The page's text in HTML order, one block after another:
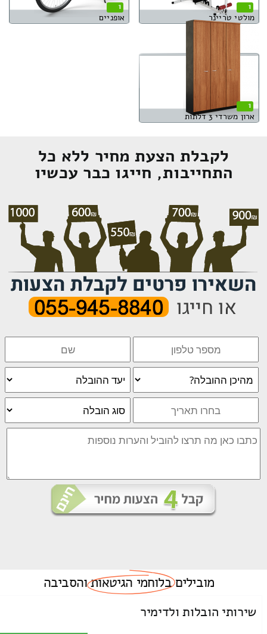
1
מולטי טריינר
1
אופניים
1
ארון משרדי 3 דלתות
לקבלת הצעת מחיר ללא כל
התחייבות, חייגו כבר עכשיו
מוביליםבלוחמי הגיטאותוהסביבה
שירותי הובלות ולדימיר